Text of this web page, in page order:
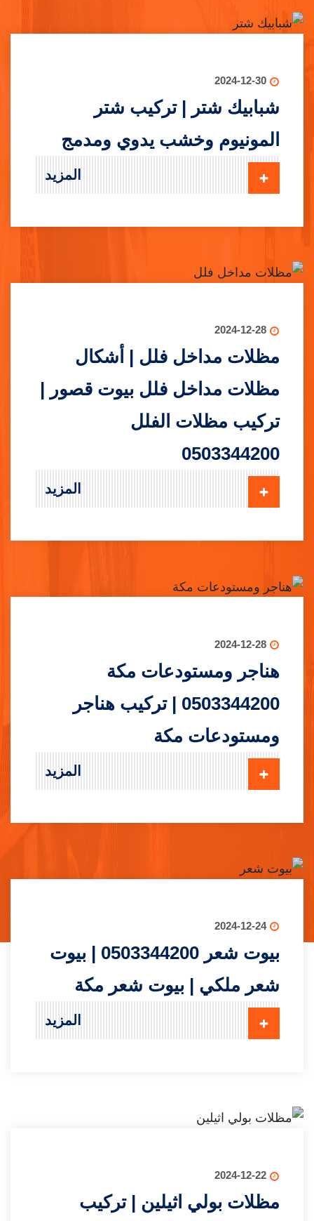
2024-12-30
شبابيك شتر | تركيب شتر
المونيوم وخشب يدوي ومدمج
المزيد
2024-12-28
مظلات مداخل فلل | أشكال
مظلات مداخل فلل بيوت قصور |
تركيب مظلات الفلل
0503344200
المزيد
2024-12-28
هناجر ومستودعات مكة
0503344200 | تركيب هناجر
ومستودعات مكة
المزيد
2024-12-24
بيوت شعر 0503344200 | بيوت
شعر ملكي | بيوت شعر مكة
المزيد
2024-12-22
مظلات بولي اثيلين | تركيب